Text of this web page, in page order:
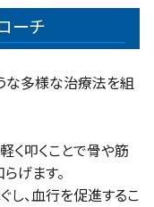
ーチ
な多様な治療法を組
軽く叩くことで骨や筋
げます。
し、血行を促進するこ